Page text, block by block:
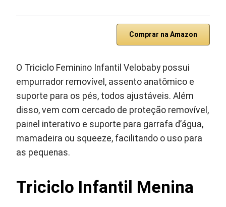
Comprar na Amazon
O Triciclo Feminino Infantil Velobaby possui
empurrador removível, assento anatômico e
suporte para os pés, todos ajustáveis. Além
disso, vem com cercado de proteção removível,
painel interativo e suporte para garrafa d’água,
mamadeira ou squeeze, facilitando o uso para
as pequenas.
Triciclo Infantil Menina